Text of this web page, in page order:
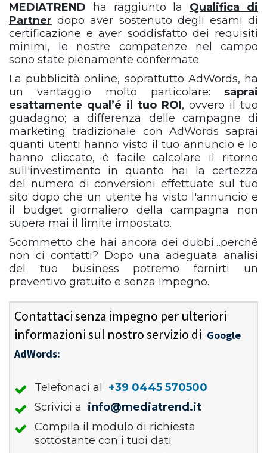
MEDIATREND ha raggiunto la Qualifica di
Partner dopo aver sostenuto degli esami di
certificazione e aver soddisfatto dei requisiti
minimi, le nostre competenze nel campo
sono state pienamente confermate.
La pubblicità online, soprattutto AdWords, ha
un vantaggio molto particolare: saprai
esattamente qual’é il tuo ROI, ovvero il tuo
guadagno; a differenza delle campagne di
marketing tradizionale con AdWords saprai
quanti utenti hanno visto il tuo annuncio e lo
hanno cliccato, è facile calcolare il ritorno
sull'investimento in quanto hai la certezza
del numero di conversioni effettuate sul tuo
sito dopo che un utente ha visto l'annuncio e
il budget giornaliero della campagna non
supera mai il limite impostato.
Scommetto che hai ancora dei dubbi…perché
non ci contatti? Dopo una adeguata analisi
del tuo business potremo fornirti un
preventivo gratuito e senza impegno.
Contattaci senza impegno per ulteriori
informazioni sul nostro servizio di Google
AdWords:
Telefonaci al
+39 0445 570500
Scrivici a info@mediatrend.it
Compila il modulo di richiesta
sottostante con i tuoi dati